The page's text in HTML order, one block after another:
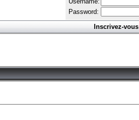
Password:
Inscrivez-vous